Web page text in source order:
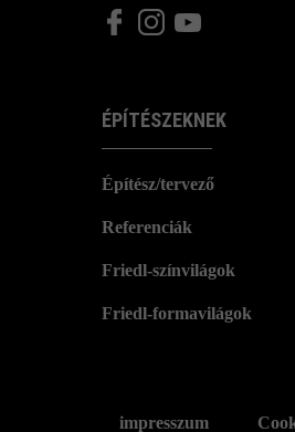
ÉPÍTÉSZEKNEK
Építész/tervező
Referenciák
Friedl-színvilágok
Friedl-formavilágok
impresszum